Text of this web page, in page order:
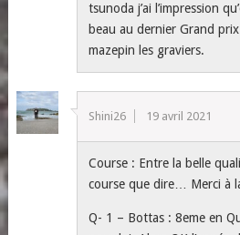
tsunoda j’ai l’impression
beau au dernier Grand
mazepin les graviers.
Shini26 19 avril 2021
Course : Entre la belle
course que dire… Merci à
Q- 1 – Bottas : 8eme en